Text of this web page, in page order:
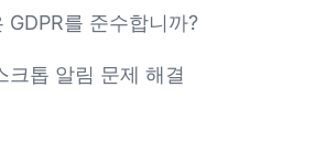
GDPR를 준수합니까?
크톱 알림 문제 해결